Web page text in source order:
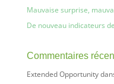
Mauvaise surprise,
De nouveau indicateurs
Commentaires
Extended Opportunity